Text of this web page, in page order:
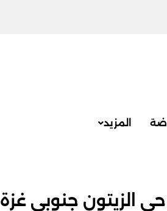
المزيد
الزيتون جنوبي غزة